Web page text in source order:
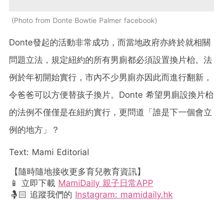
Photo from Donte Bowtie Palmer facebook
Donte發起的活動非常成功，而當地政府亦終於就相關
問題立法，規定紐約的所有男廁都必須設置換片枱。法
例於年初開始實行，市內不少男廁亦因此而進行翻新，
令爸爸可以方便替孩子換片。Donte 希望男廁設換片枱
的法例不僅僅是在紐約實行，更問道「誰是下一個會立
例的地方」？
Text: Mami Editorial
【隨時隨地接收更多育兒教育資訊】
📱 立即下載 MamiDaily 親子日常APP
🤱🏻 追蹤我們的 Instagram: mamidaily.hk